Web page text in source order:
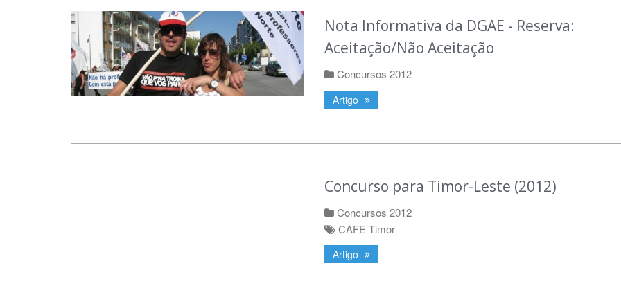
Nota Informativa da DGAE - Reserva:
Aceitação/Não Aceitação
Concursos 2012
Artigo
Concurso para Timor-Leste (2012)
Concursos 2012
CAFE Timor
Artigo